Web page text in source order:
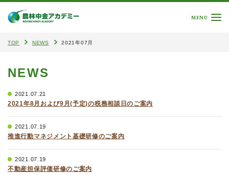
MENU
TOP NEWS 2021年07月
NEWS
2021.07.21
2021年8月および9月(予定)の税務相談日のご案内
2021.07.19
推進行動マネジメント基礎研修のご案内
2021.07.19
不動産担保評価研修のご案内